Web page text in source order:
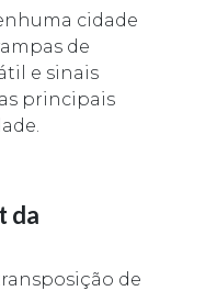
cidade
de
e sinais
principais
da
de